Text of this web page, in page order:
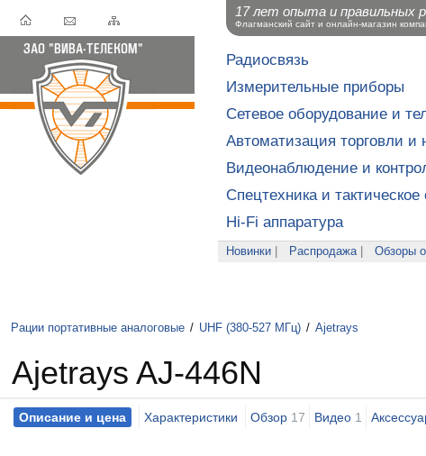
Радиосвязь
Измерительные приборы
Сетевое оборудование и
Автоматизация торговли и
Видеонаблюдение и
Спецтехника и
Hi-Fi аппаратура
Новинки Распродажа| Обзоры
Рации портативные аналоговые / UHF (380-527 МГц) / Ajetrays
Ajetrays AJ-446N
Описание и цена Характеристики Обзор 17 Видео 1
17 лет опыта и правильных
Флагманский сайт и онлайн-магазин